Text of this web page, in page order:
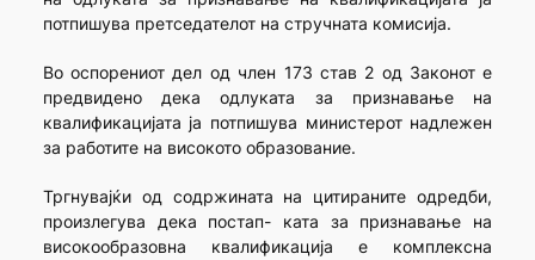
потпишува претседателот на стручната комисија.
Во оспорениот дел од член 173 став 2 од Законот е
предвидено дека одлуката за признавање на
квалификацијата ја потпишува министерот надлежен
за работите на високото образование.
Тргнувајќи од содржината на цитираните одредби,
произлегува дека постап- ката за признавање на
високообразовна квалификација е комплексна